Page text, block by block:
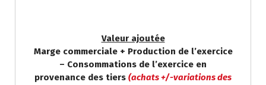
Valeur ajoutée
Marge commerciale + Production de l’exercice
– Consommations de l’exercice en
provenance des tiers (achats +/-variations des